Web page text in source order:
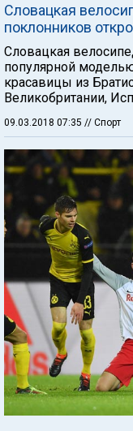
Словацкая
поклонников
Словацкая
популярной
красавицы из
Великобритании,
09.03.2018 07:35 // Спорт